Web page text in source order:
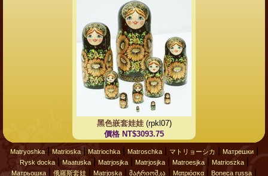
黑色嵌套娃娃(rpkl07)
價格 NT$3093.75
Matryoshka| Matrioska| Matriochka| Matroschka| マトリョーシカ Матрешки|
Rysk docka| Maatuska| Matrjosjka| Matrjosjka| Matroesjka| Matrioszka|
Матрьошка 俄羅斯套娃 Matrjoska მატრიოშკა Ματριόσκα Boneca russa